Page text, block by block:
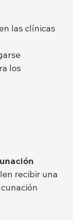
las clínicas
los
recibir una